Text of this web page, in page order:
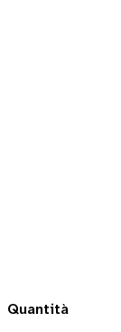
Quantità